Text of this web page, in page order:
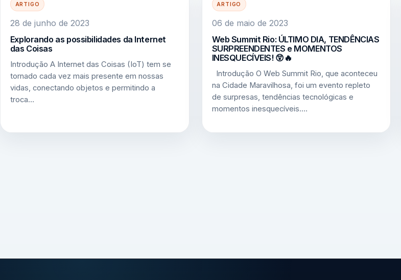
ARTIGO
28 de junho de 2023
Explorando as possibilidades da Internet
das Coisas
Introdução A Internet das Coisas (IoT) tem se
tornado cada vez mais presente em nossas
vidas, conectando objetos e permitindo a
troca…
ARTIGO
06 de maio de 2023
Web Summit Rio: ÚLTIMO DIA, TENDÊNCIAS
SURPREENDENTES e MOMENTOS
INESQUECÍVEIS! 😲🔥
Introdução O Web Summit Rio, que aconteceu
na Cidade Maravilhosa, foi um evento repleto
de surpresas, tendências tecnológicas e
momentos inesquecíveis.…